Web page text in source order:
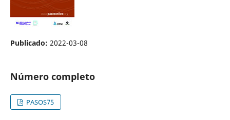
Publicado: 2022-03-08
Número completo
PASOS75